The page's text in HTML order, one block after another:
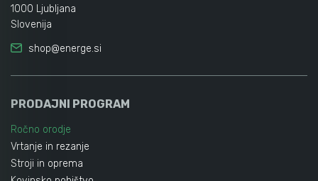
1000 Ljubljana
Slovenija
shop@energe.si
PRODAJNI PROGRAM
Ročno orodje
Vrtanje in rezanje
Stroji in oprema